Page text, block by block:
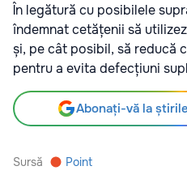
În legătură cu posibilele
îndemnat cetățenii să
și, pe cât posibil, să reducă
pentru a evita defecțiuni
Abonați-vă la
Sursă Point